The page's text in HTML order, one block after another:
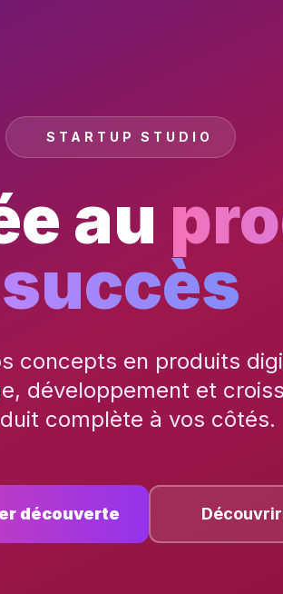
STARTUP STUDIO
au
succès
concepts en produits
développement et
complète à vos côtés.
découverte